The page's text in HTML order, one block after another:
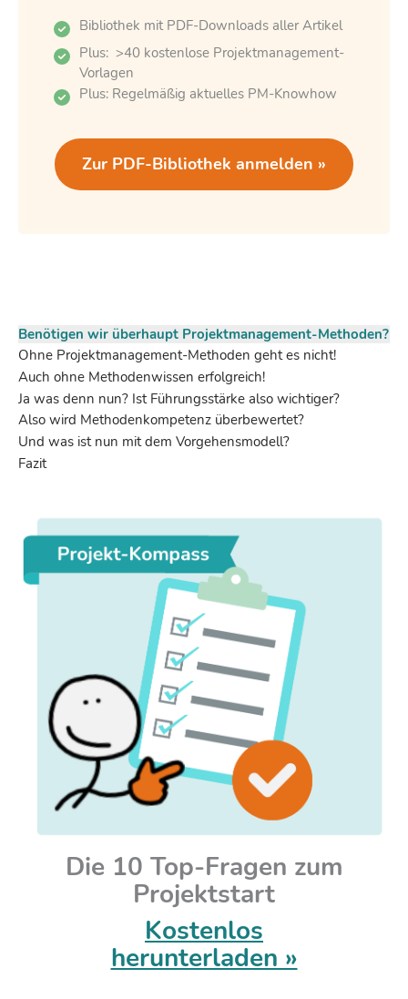
Benötigen wir überhaupt Projektmanagement-Methoden?
Ohne Projektmanagement-Methoden geht es nicht!
Auch ohne Methodenwissen erfolgreich!
Ja was denn nun? Ist Führungsstärke also wichtiger?
Also wird Methodenkompetenz überbewertet?
Und was ist nun mit dem Vorgehensmodell?
Fazit
Die 10 Top-Fragen zum
Projektstart
Kostenlos
herunterladen »
Bibliothek mit PDF-Downloads aller Artikel
Plus: >40 kostenlose Projektmanagement-
Vorlagen
Plus: Regelmäßig aktuelles PM-Knowhow
Zur PDF-Bibliothek anmelden »